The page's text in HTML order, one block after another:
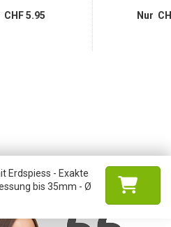
CHF 5.95 Nur
Erdspiess - Exakte
bis 35mm - Ø